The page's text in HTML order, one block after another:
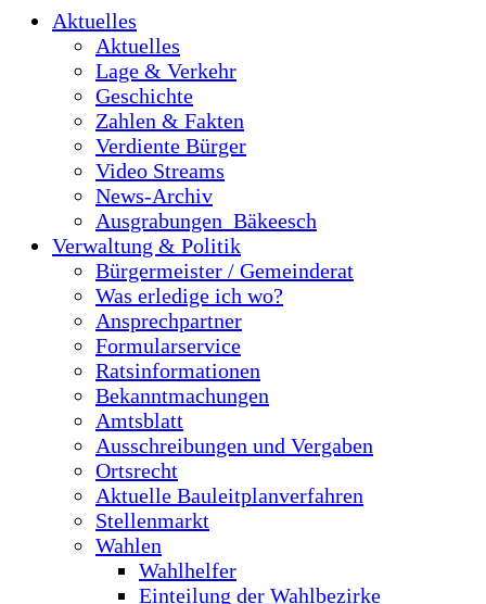
Aktuelles
Aktuelles
Lage & Verkehr
Geschichte
Zahlen & Fakten
Verdiente Bürger
Video Streams
News-Archiv
Ausgrabungen_Bäkeesch
Verwaltung & Politik
Bürgermeister / Gemeinderat
Was erledige ich wo?
Ansprechpartner
Formularservice
Ratsinformationen
Bekanntmachungen
Amtsblatt
Ausschreibungen und Vergaben
Ortsrecht
Aktuelle Bauleitplanverfahren
Stellenmarkt
Wahlen
Wahlhelfer
Einteilung der Wahlbezirke